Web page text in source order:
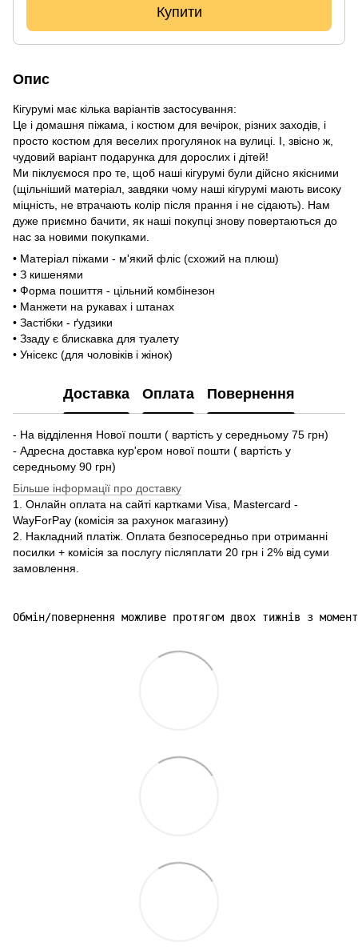
Купити
Опис
Кігурумі має кілька варіантів застосування:
Це і домашня піжама, і костюм для вечірок, різних заходів, і
просто костюм для веселих прогулянок на вулиці. І, звісно ж,
чудовий варіант подарунка для дорослих і дітей!
Ми піклуємося про те, щоб наші кігурумі були дійсно якісними
(щільніший матеріал, завдяки чому наші кігурумі мають високу
міцність, не втрачають колір після прання і не сідають). Нам
дуже приємно бачити, як наші покупці знову повертаються до
нас за новими покупками.
• Матеріал піжами - м'який фліс (схожий на плюш)
• З кишенями
• Форма пошиття - цільний комбінезон
• Манжети на рукавах і штанах
• Застібки - ґудзики
• Ззаду є блискавка для туалету
• Унісекс (для чоловіків і жінок)
Доставка Оплата Повернення
- На відділення Нової пошти ( вартість у середньому 75 грн)
- Адресна доставка кур'єром нової пошти ( вартість у
середньому 90 грн)
Більше інформації про доставку
1. Онлайн оплата на сайті картками Visa, Mastercard -
WayForPay (комісія за рахунок магазину)
2. Накладний платіж. Оплата безпосередньо при отриманні
посилки + комісія за послугу післяплати 20 грн і 2% від суми
замовлення.
Обмін/повернення можливе протягом двох тижнів з